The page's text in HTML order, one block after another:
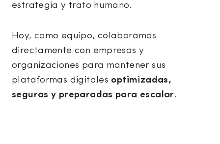
estrategia y trato humano.
Hoy, como equipo, colaboramos
directamente con empresas y
organizaciones para mantener sus
plataformas digitales optimizadas,
seguras y preparadas para escalar.